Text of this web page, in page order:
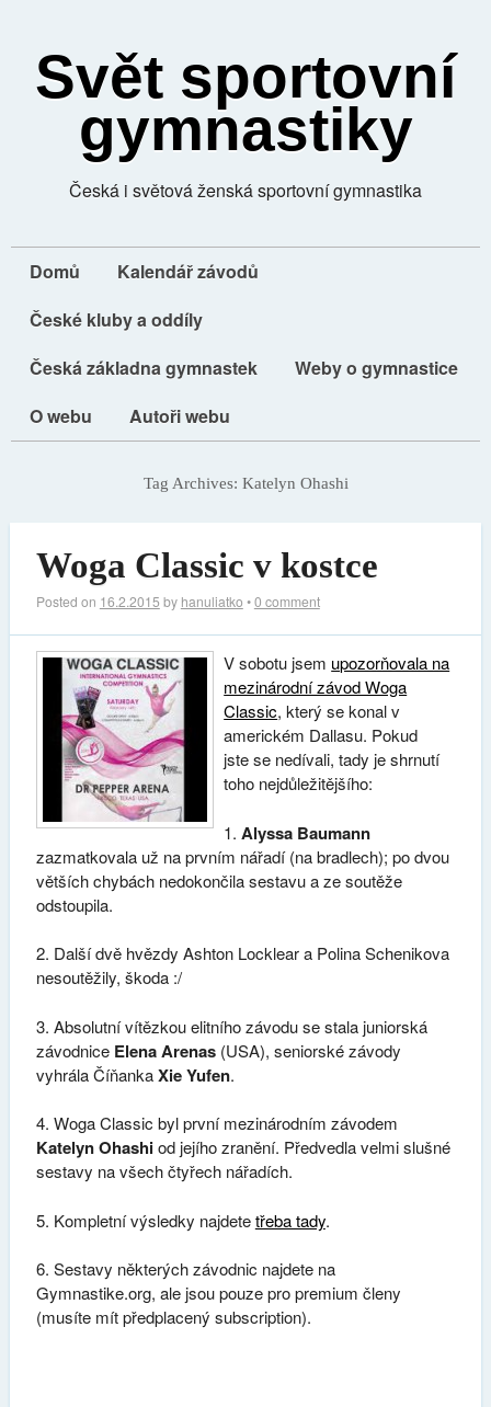
Svět sportovní
gymnastiky
Česká i světová ženská sportovní gymnastika
Domů
Kalendář závodů
České kluby a oddíly
Česká základna gymnastek
Weby o gymnastice
O webu
Autoři webu
Tag Archives: Katelyn Ohashi
Woga Classic v kostce
Posted on 16.2.2015 by hanuliatko •0 comment
V sobotu jsem upozorňovala na
mezinárodní závod Woga
Classic, který se konal v
americkém Dallasu. Pokud
jste se nedívali, tady je shrnutí
toho nejdůležitějšího:
1. Alyssa Baumann
zazmatkovala už na prvním nářadí (na bradlech); po dvou
větších chybách nedokončila sestavu a ze soutěže
odstoupila.
2. Další dvě hvězdy Ashton Locklear a Polina Schenikova
nesoutěžily, škoda :/
3. Absolutní vítězkou elitního závodu se stala juniorská
závodnice Elena Arenas(USA), seniorské závody
vyhrála ČíňankaXie Yufen.
4. Woga Classic byl první mezinárodním závodem
Katelyn Ohashiod jejího zranění. Předvedla velmi slušné
sestavy na všech čtyřech nářadích.
5. Kompletní výsledky najdetetřeba tady.
6. Sestavy některých závodnic najdete na
Gymnastike.org, ale jsou pouze pro premium členy
(musíte mít předplacený subscription).